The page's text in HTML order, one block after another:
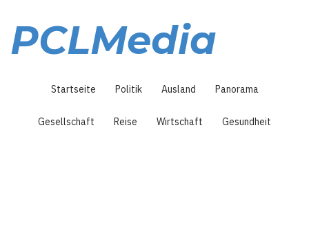
Inhalt
PCLMedia
Startseite Politik Ausland Panorama
Gesellschaft Reise Wirtschaft Gesundheit